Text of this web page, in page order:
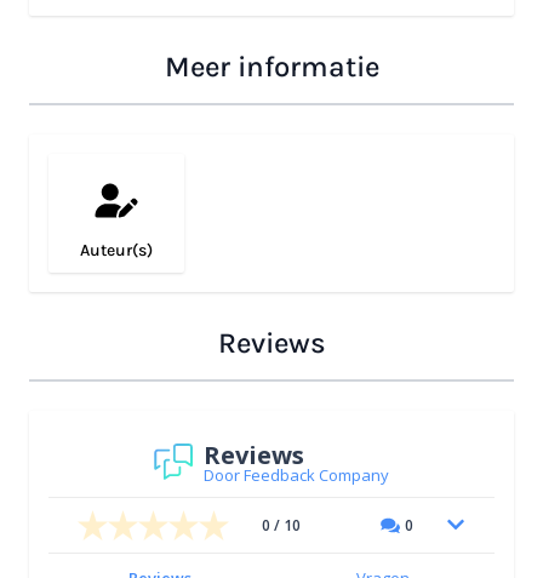
Meer informatie
Auteur(s)
{{widget
Reviews
Reviews
Door Feedback Company
0 / 10 0